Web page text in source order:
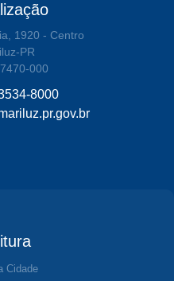
1920 - Centro
PR
000
8000
Cidade